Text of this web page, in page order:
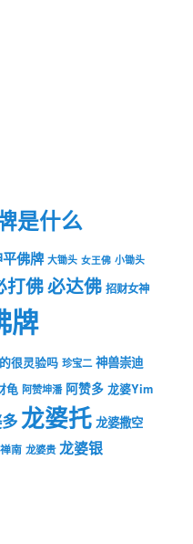
是什么
佛牌 大锄头 女王佛 小锄头
打佛必达佛 招财女神
牌
很灵验吗 珍宝二 神兽崇迪
龟 阿赞坤潘 阿赞多 龙婆Yim
龙婆托 龙婆撒空
南 龙婆贵 龙婆银